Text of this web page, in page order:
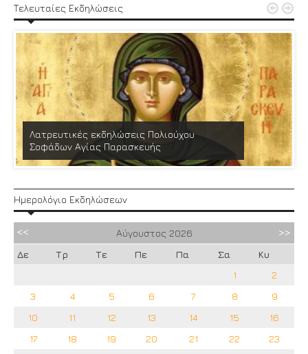
Τελευταίες Εκδηλώσεις
Λατρευτικές εκδηλώσεις Πολιούχου
Σοφάδων Αγίας Παρασκευής
 
Ημερολόγιο Εκδηλώσεων
Αύγουστος 2026
Δε
Τρ Τε Πε Πα Σα
Κυ
1
2
3
4 5 6 7 8
9
10
11 12 13 14 15
16
17
18 19 20 21 22 23